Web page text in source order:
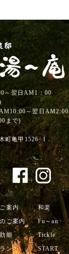
～翌日AM1：00
～翌日AM2:00
まで)
町亀甲1526−1
案内
ご案内
能
ン
和楽
Fu～an
Tickle
START